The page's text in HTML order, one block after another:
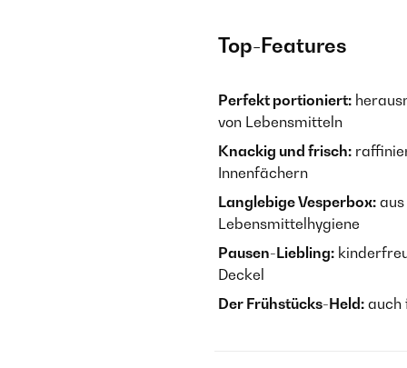
Top-Features
Perfekt portioniert:
von Lebensmitteln
Knackig und frisch:
Innenfächern
Langlebige Vesperbox:
Lebensmittelhygiene
Pausen-Liebling:
Deckel
Der Frühstücks-Held: auch